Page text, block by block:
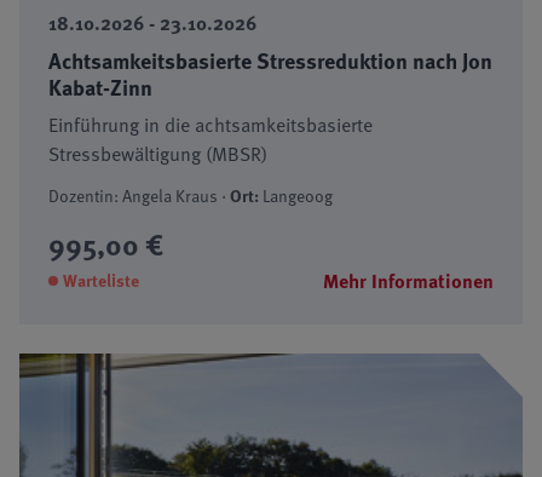
18.10.2026 - 23.10.2026
Achtsamkeitsbasierte Stressreduktion nach Jon
Kabat-Zinn
Einführung in die achtsamkeitsbasierte
Stressbewältigung (MBSR)
Dozentin: Angela Kraus ·Ort: Langeoog
995,00 €
Warteliste Mehr Informationen